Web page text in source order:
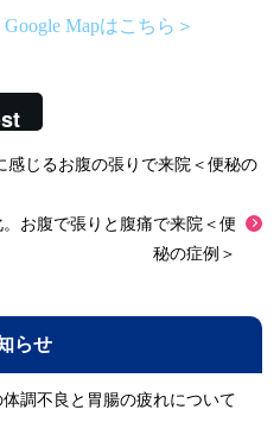
Mapはこちら＞
感じるお腹の張りで来院＜便秘の
お腹で張りと腹痛で来院＜便
秘の症例＞
らせ
調不良と胃腸の疲れについて